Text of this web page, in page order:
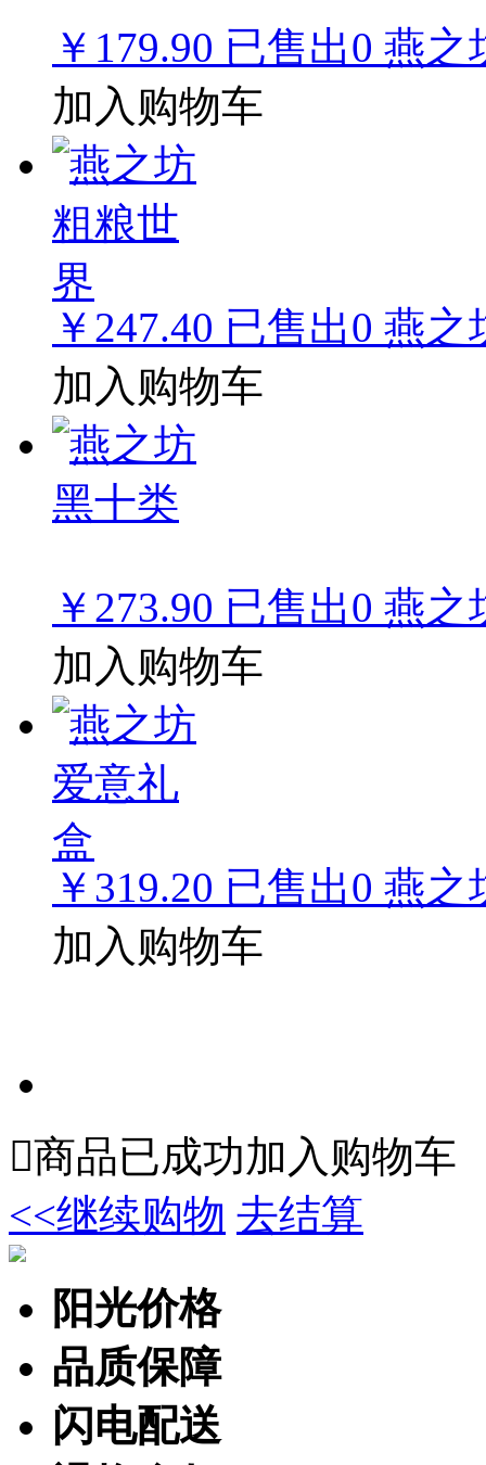
￥179.90 已售出0 燕之
加入购物车
￥247.40 已售出0 燕之
加入购物车
￥273.90 已售出0 燕之
加入购物车
￥319.20 已售出0 燕之
加入购物车
商品已成功加入购物车
<<继续购物 去结算
阳光价格
品质保障
闪电配送